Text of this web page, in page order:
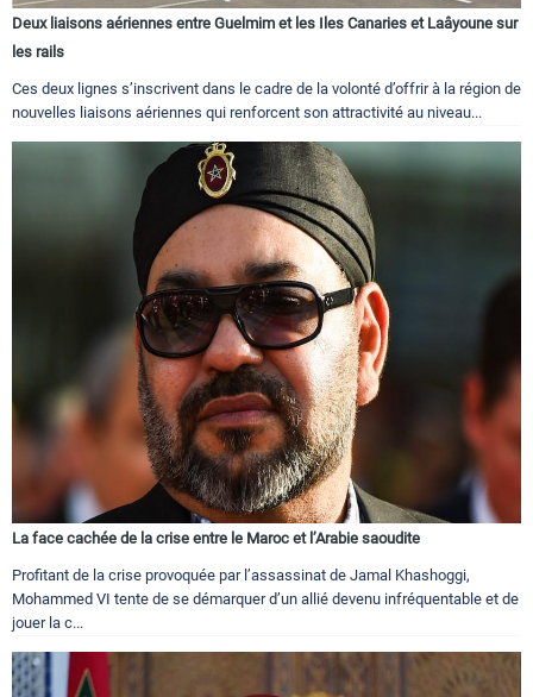
Deux liaisons aériennes entre Guelmim et les Iles Canaries et Laâyoune sur
les rails
Ces deux lignes s’inscrivent dans le cadre de la volonté d’offrir à la région de
nouvelles liaisons aériennes qui renforcent son attractivité au niveau...
La face cachée de la crise entre le Maroc et l’Arabie saoudite
Profitant de la crise provoquée par l’assassinat de Jamal Khashoggi,
Mohammed VI tente de se démarquer d’un allié devenu infréquentable et de
jouer la c...